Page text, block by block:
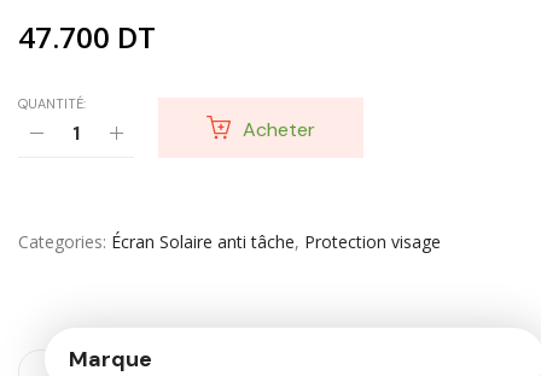
47.700 DT
QUANTITÉ:
Acheter
Categories Écran Solaire anti tâche, Protection visage
Marque